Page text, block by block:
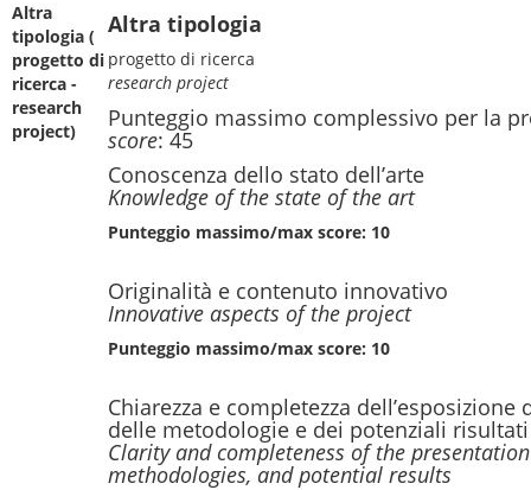
Altra
tipologia (
progetto di
ricerca -
research
project)
Altra tipologia
progetto di ricerca
research project
Punteggio massimo complessivo per la
score: 45
Conoscenza dello stato dell’arte
Knowledge of the state of the art
Punteggio massimo/max score: 10
Originalità e contenuto innovativo
Innovative aspects of the project
Punteggio massimo/max score: 10
Chiarezza e completezza dell’esposizione
delle metodologie e dei potenziali risultati
Clarity and completeness of the
methodologies, and potential results